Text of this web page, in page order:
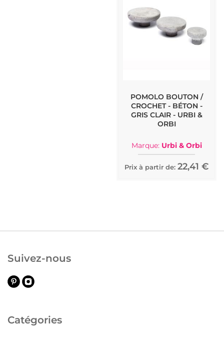
POMOLO BOUTON /
CROCHET - BÉTON -
GRIS CLAIR - URBI &
ORBI
Marque: Urbi & Orbi
Prix à partir de: 22,41 €
Catégories
Suivez-nous